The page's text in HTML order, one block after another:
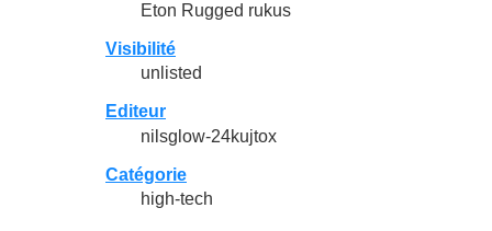
Eton Rugged rukus
Visibilité
unlisted
Editeur
nilsglow-24kujtox
Catégorie
high-tech